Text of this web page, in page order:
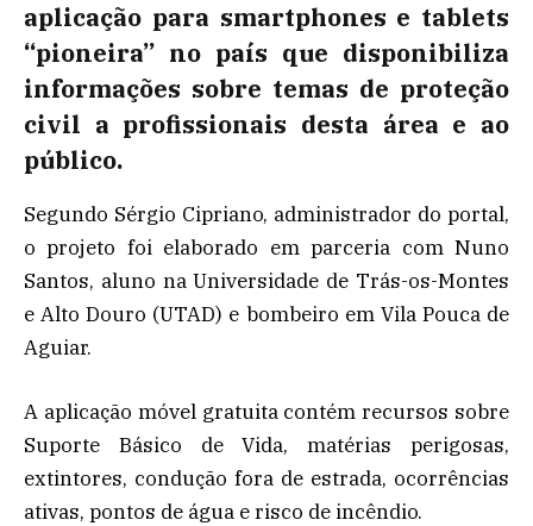
aplicação para smartphones e tablets
“pioneira” no país que disponibiliza
informações sobre temas de proteção
civil a profissionais desta área e ao
público.
Segundo Sérgio Cipriano, administrador do portal,
o projeto foi elaborado em parceria com Nuno
Santos, aluno na Universidade de Trás-os-Montes
e Alto Douro (UTAD) e bombeiro em Vila Pouca de
Aguiar.
A aplicação móvel gratuita contém recursos sobre
Suporte Básico de Vida, matérias perigosas,
extintores, condução fora de estrada, ocorrências
ativas, pontos de água e risco de incêndio.